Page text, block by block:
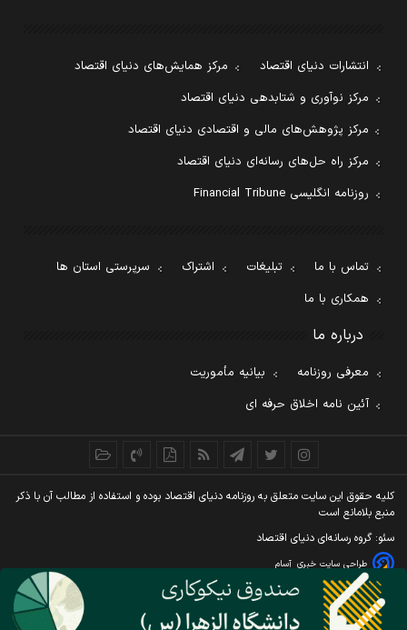
انتشارات دنیای اقتصاد
مرکز همایش‌های دنیای اقتصاد
مرکز نوآوری و شتابدهی دنیای اقتصاد
مرکز پژوهش‌های مالی و اقتصادی دنیای اقتصاد
مرکز راه حل‌های رسانه‌ای دنیای اقتصاد
روزنامه انگلیسی Financial Tribune
تماس با ما تبلیغات اشتراک
سرپرستی استان ها
همکاری با ما
درباره ما
معرفی روزنامه
بیانیه مأموریت
آئین نامه اخلاق حرفه ای
کليه حقوق اين سايت متعلق به روزنامه دنيای اقتصاد بوده و استفاده از مطالب آن با ذکر
منبع بلامانع است
سئو: گروه رسانه‌ای دنیای اقتصاد
طراحی سایت خبری آسام